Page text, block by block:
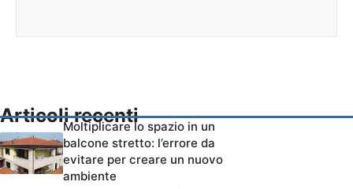
Articoli recenti
Moltiplicare lo spazio in un
balcone stretto: l’errore da
evitare per creare un nuovo
ambiente